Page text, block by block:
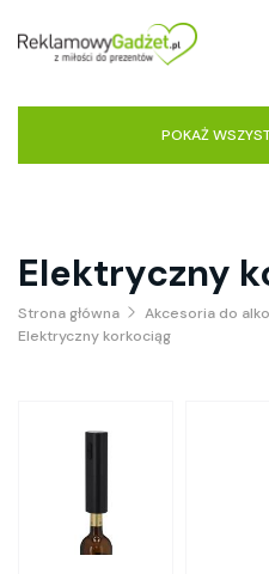
POKAŻ
Elektryczny
Strona główna Akcesoria do
Elektryczny korkociąg